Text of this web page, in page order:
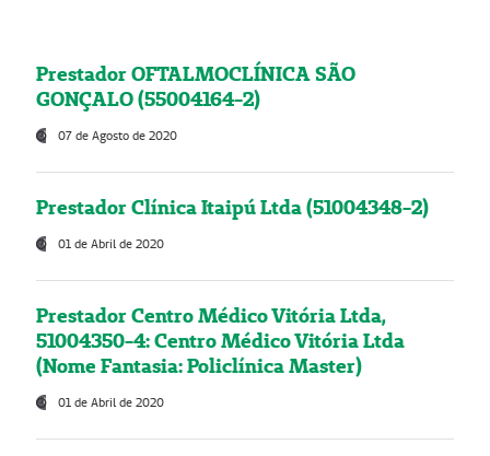
Prestador OFTALMOCLÍNICA SÃO
GONÇALO (55004164-2)
07 de Agosto de 2020
Prestador Clínica Itaipú Ltda (51004348-2)
01 de Abril de 2020
Prestador Centro Médico Vitória Ltda,
51004350-4: Centro Médico Vitória Ltda
(Nome Fantasia: Policlínica Master)
01 de Abril de 2020